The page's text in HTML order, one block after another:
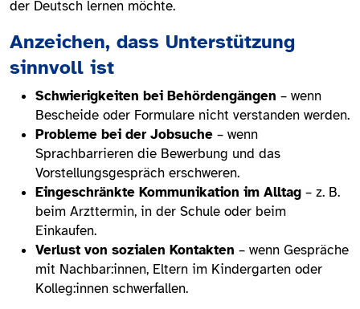
der Deutsch lernen möchte.
Anzeichen, dass Unterstützung
sinnvoll ist
Schwierigkeiten bei Behördengängen – wenn
Bescheide oder Formulare nicht verstanden werden.
Probleme bei der Jobsuche – wenn
Sprachbarrieren die Bewerbung und das
Vorstellungsgespräch erschweren.
Eingeschränkte Kommunikation im Alltag – z. B.
beim Arzttermin, in der Schule oder beim
Einkaufen.
Verlust von sozialen Kontakten – wenn Gespräche
mit Nachbar:innen, Eltern im Kindergarten oder
Kolleg:innen schwerfallen.